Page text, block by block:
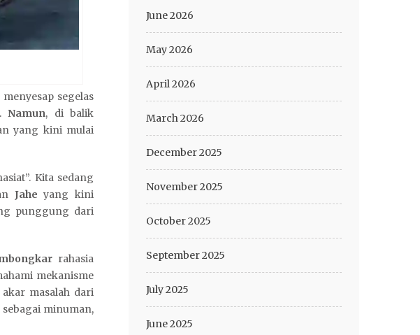
segelas
Namun, di balik
yang kini mulai
Kita sedang
Jahe yang kini
punggung dari
rahasia
mekanisme
masalah dari
minuman,
June 2026
May 2026
April 2026
March 2026
December 2025
November 2025
October 2025
September 2025
July 2025
June 2025